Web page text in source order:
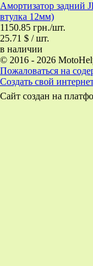
Амортизатор задний
втулка 12мм)
1150.85 грн./шт.
25.71 $ / шт.
в наличии
© 2016 - 2026
Пожаловаться на
Создать свой
Сайт создан на